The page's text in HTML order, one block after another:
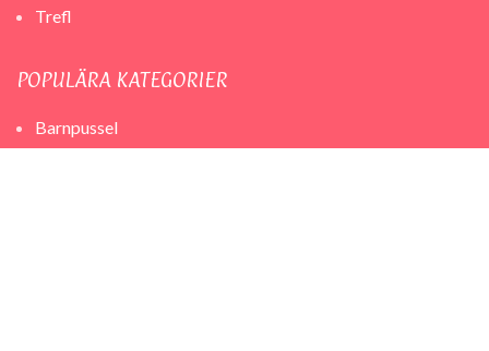
Trefl
POPULÄRA KATEGORIER
Barnpussel